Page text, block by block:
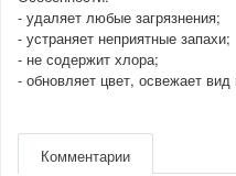
- удаляет любые загрязнения;
- устраняет неприятные запахи;
- не содержит хлора;
- обновляет цвет, освежает вид
Комментарии